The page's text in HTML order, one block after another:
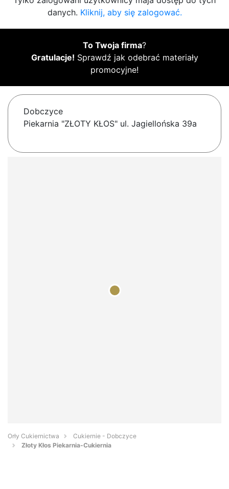
danych. Kliknij, aby się zalogować.
To Twoja firma?
Gratulacje! Sprawdź jak odebrać materiały
promocyjne!
Dobczyce
Piekarnia "ZŁOTY KŁOS" ul. Jagiellońska 39a
Orły Cukiernictwa
Cukiernie - Dobczyce
Złoty Kłos Piekarnia-Cukiernia